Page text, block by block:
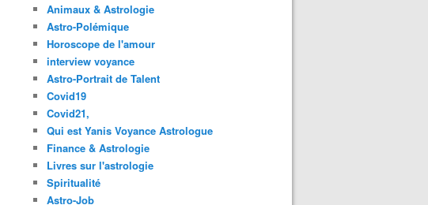
Animaux & Astrologie
Astro-Polémique
Horoscope de l'amour
interview voyance
Astro-Portrait de Talent
Covid19
Covid21,
Qui est Yanis Voyance Astrologue
Finance & Astrologie
Livres sur l'astrologie
Spiritualité
Astro-Job